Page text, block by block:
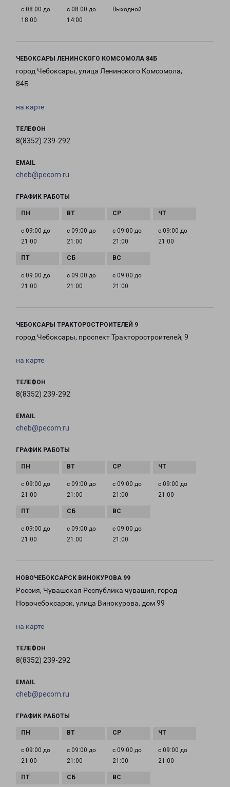
с 08:00 до
18:00
с 08:00 до
14:00
Выходной
ЧЕБОКСАРЫ ЛЕНИНСКОГО КОМСОМОЛА 84Б
город Чебоксары, улица Ленинского Комсомола,
84Б
на карте
ТЕЛЕФОН
8(8352) 239-292
EMAIL
cheb@pecom.ru
ГРАФИК РАБОТЫ
с 09:00 до
21:00
с 09:00 до
21:00
с 09:00 до
21:00
с 09:00 до
21:00
с 09:00 до
21:00
с 09:00 до
21:00
с 09:00 до
21:00
ЧЕБОКСАРЫ ТРАКТОРОСТРОИТЕЛЕЙ 9
город Чебоксары, проспект Тракторостроителей, 9
на карте
ТЕЛЕФОН
8(8352) 239-292
EMAIL
cheb@pecom.ru
ГРАФИК РАБОТЫ
с 09:00 до
21:00
с 09:00 до
21:00
с 09:00 до
21:00
с 09:00 до
21:00
с 09:00 до
21:00
с 09:00 до
21:00
с 09:00 до
21:00
НОВОЧЕБОКСАРСК ВИНОКУРОВА 99
Россия, Чувашская Республика чувашия, город
Новочебоксарск, улица Винокурова, дом 99
на карте
ТЕЛЕФОН
8(8352) 239-292
EMAIL
cheb@pecom.ru
ГРАФИК РАБОТЫ
с 09:00 до
21:00
с 09:00 до
21:00
с 09:00 до
21:00
с 09:00 до
21:00